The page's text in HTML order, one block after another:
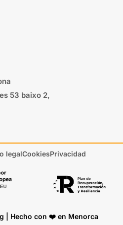
53 baixo 2,
| Hecho con ❤️ en Menorca
legalCookiesPrivacidad